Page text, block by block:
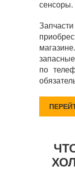
сенсоры.
по